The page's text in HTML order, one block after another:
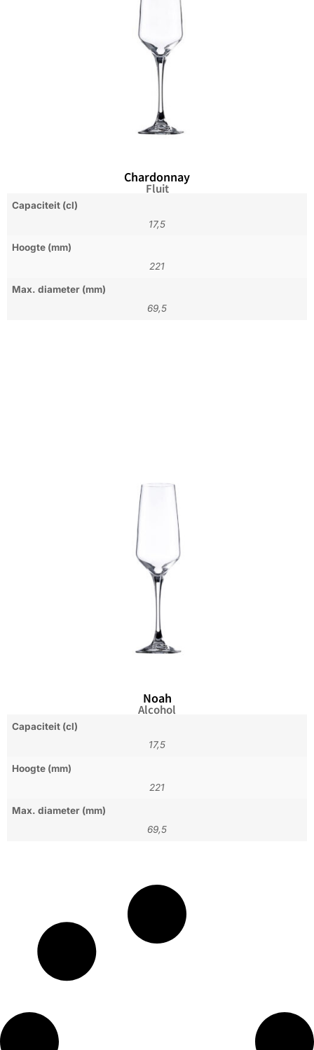
Chardonnay
Fluit
Capaciteit (cl)
17,5
Hoogte (mm)
221
Max. diameter (mm)
69,5
Noah
Alcohol
Capaciteit (cl)
17,5
Hoogte (mm)
221
Max. diameter (mm)
69,5